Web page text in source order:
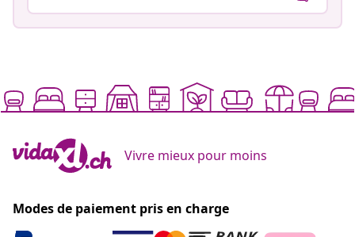
Vivre mieux pour moins
Modes de paiement pris en charge